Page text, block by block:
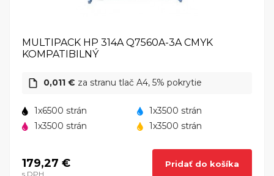
MULTIPACK HP 314A Q7560A-3A CMYK
KOMPATIBILNÝ
0,011 € za stranu tlač A4, 5% pokrytie
1x6500 strán
1x3500 strán
1x3500 strán
1x3500 strán
179,27 €
s DPH
Pridať do košíka